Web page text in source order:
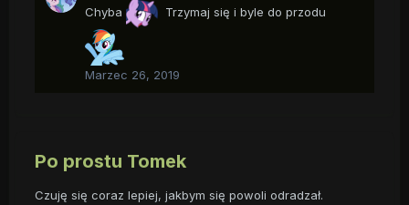
Chyba
Trzymaj się i byle do przodu
Marzec 26, 2019
Po prostu Tomek
Czuję się coraz lepiej, jakbym się powoli odradzał.